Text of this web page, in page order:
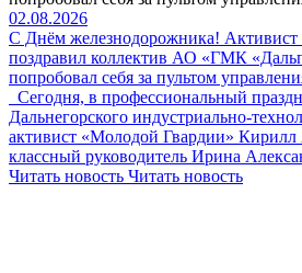
02.08.2026
С Днём железнодорожника!
поздравил коллектив АО «ГМК
попробовал себя за пультом
Сегодня, в профессиональный
Дальнегорского индустриально-
активист «Молодой Гвардии» Кирилл
классный руководитель Ирина
Читать новость Читать новость